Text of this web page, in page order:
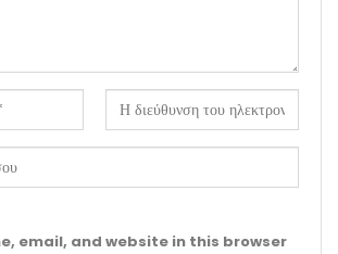
email, and website in this browser